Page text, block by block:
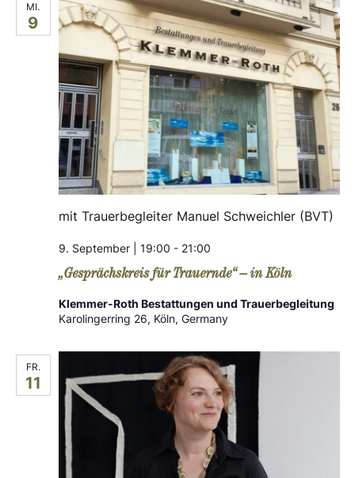
MI.
9
9. September | 19:00 - 21:00
„Gesprächskreis für Trauernde“ – in Köln
mit Trauerbegleiter Manuel Schweichler (BVT)
Klemmer-Roth Bestattungen und Trauerbegleitung
Karolingerring 26, Köln, Germany
FR.
11